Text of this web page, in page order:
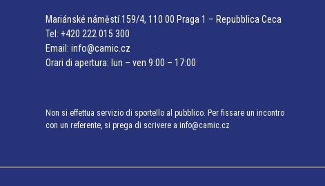
Mariánské náměstí 159/4, 110 00 Praga 1 – Repubblica Ceca
Tel: +420 222 015 300
Email: info@camic.cz
Orari di apertura: lun – ven 9:00 – 17:00
Non si effettua servizio di sportello al pubblico. Per fissare un incontro
con un referente, si prega di scrivere a info@camic.cz